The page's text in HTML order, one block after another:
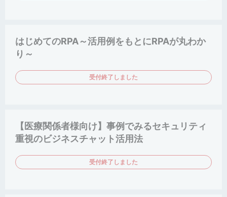
はじめてのRPA～活用例をもとにRPAが丸わか
り～
受付終了しました
【医療関係者様向け】事例でみるセキュリティ
重視のビジネスチャット活用法
受付終了しました